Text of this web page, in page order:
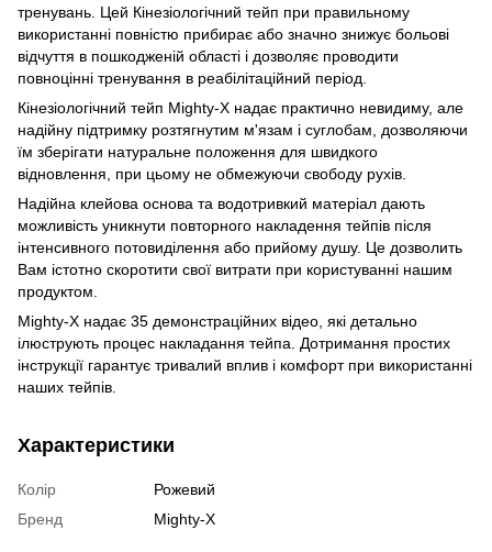
тренувань. Цей Кінезіологічний тейп при правильному
використанні повністю прибирає або значно знижує больові
відчуття в пошкодженій області і дозволяє проводити
повноцінні тренування в реабілітаційний період.
Кінезіологічний тейп Mighty-X надає практично невидиму, але
надійну підтримку розтягнутим м'язам і суглобам, дозволяючи
їм зберігати натуральне положення для швидкого
відновлення, при цьому не обмежуючи свободу рухів.
Надійна клейова основа та водотривкий матеріал дають
можливість уникнути повторного накладення тейпів після
інтенсивного потовиділення або прийому душу. Це дозволить
Вам істотно скоротити свої витрати при користуванні нашим
продуктом.
Mighty-X надає 35 демонстраційних відео, які детально
ілюструють процес накладання тейпа. Дотримання простих
інструкції гарантує тривалий вплив і комфорт при використанні
наших тейпів.
Характеристики
Колір
Рожевий
Бренд
Mighty-X